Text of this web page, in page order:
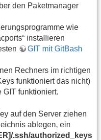
den Paketmanager
wie
installieren
GIT mit GitBash
Rechners im richtigen
funktioniert das nicht)
GIT funktioniert.
auf den Server ziehen
ablegen, ein
.ssh/authorized_keys